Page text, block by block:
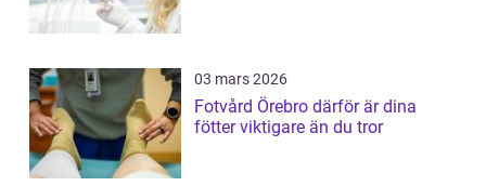
03 mars 2026
Fotvård Örebro därför är dina
fötter viktigare än du tror